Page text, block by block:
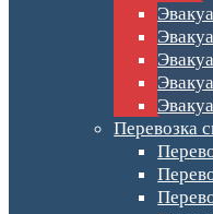
Перевозка